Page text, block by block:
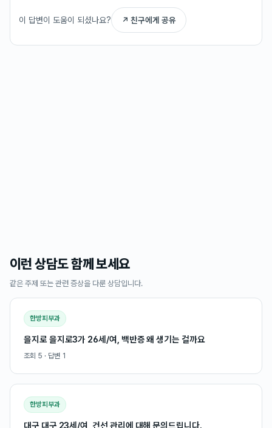
이 답변이 도움이 되셨나요? ↗ 친구에게 공유
이런 상담도 함께 보세요
같은 주제 또는 관련 증상을 다룬 상담입니다.
한방피부과
을지로 을지로3가 26세/여, 백반증 왜 생기는 걸까요
조회 5 · 답변 1
한방피부과
대구 대구 23세/여, 건선 관리에 대해 문의드립니다.